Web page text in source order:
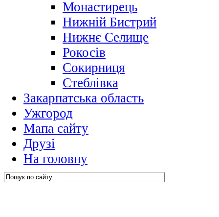
Монастирець
Нижній Бистрий
Нижнє Селище
Рокосів
Сокирниця
Стеблівка
Закарпатська область
Ужгород
Мапа сайту
Друзі
На головну